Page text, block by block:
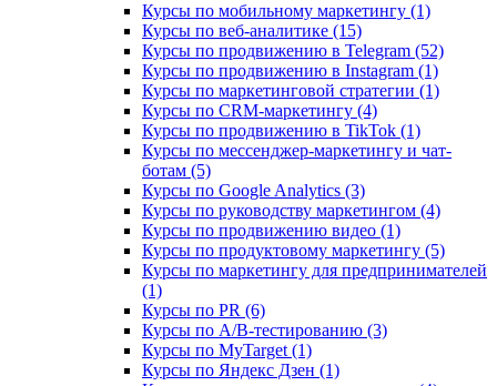
Курсы по мобильному маркетингу (1)
Курсы по веб-аналитике (15)
Курсы по продвижению в Telegram (52)
Курсы по продвижению в Instagram (1)
Курсы по маркетинговой стратегии (1)
Курсы по CRM-маркетингу (4)
Курсы по продвижению в TikTok (1)
Курсы по мессенджер-маркетингу и чат-
ботам (5)
Курсы по Google Analytics (3)
Курсы по руководству маркетингом (4)
Курсы по продвижению видео (1)
Курсы по продуктовому маркетингу (5)
Курсы по маркетингу для предпринимателей
(1)
Курсы по PR (6)
Курсы по A/B-тестированию (3)
Курсы по MyTarget (1)
Курсы по Яндекс Дзен (1)